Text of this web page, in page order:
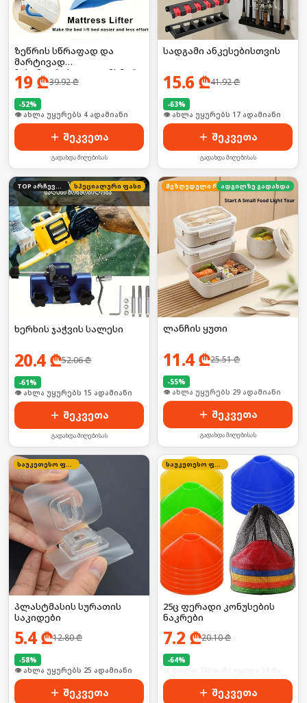
ზეწრის სწრაფად და
მარტივად
ჩასამაგრებელი დამხმარე
19 ₾39.92₾
-52%
🛒 ბოლო 24სთ-ში იყიდა 6-მა
შეკვეთა
გადახდა მიღებისას
სადგამი ანკესებისთვის
15.6 ₾41.92₾
-63%
🛒 ბოლო 24სთ-ში იყიდა 23-მა
შეკვეთა
გადახდა მიღებისას
TOP არჩევანი სპეციალური ფასი
ხერხის ჯაჭვის სალესი
20.4₾52.06₾
-61%
🛒 ბოლო 24სთ-ში იყიდა 20-მა
შეკვეთა
გადახდა მიღებისას
შეზღუდული რაოდენობა
ადგილზე გადახდა
ლანჩის ყუთი
11.4₾25.51₾
-55%
🛒 ბოლო 24სთ-ში იყიდა 38-მა
შეკვეთა
გადახდა მიღებისას
პლასტმასის სურათის
საკიდები
5.4₾12.80₾
-58%
🛒 ბოლო 24სთ-ში იყიდა 38-მა
შეკვეთა
25ც ფერადი კონუსების
ნაკრები
7.2 ₾20.10₾
-64%
შეკვეთა